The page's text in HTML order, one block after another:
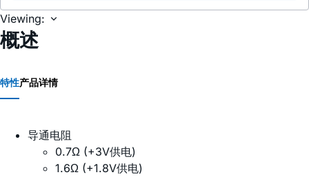
Viewing:
概述
特性产品详情
导通电阻
0.7Ω (+3V供电)
1.6Ω (+1.8V供电)